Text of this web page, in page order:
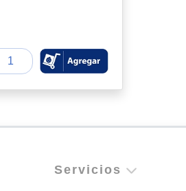
Servicios